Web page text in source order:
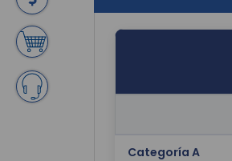
Categoría A